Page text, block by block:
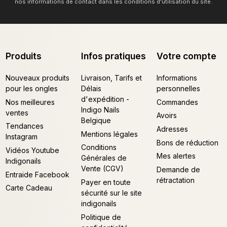
Produits
Nouveaux produits
pour les ongles
Nos meilleures
ventes
Tendances
Instagram
Vidéos Youtube
Indigonails
Entraide Facebook
Carte Cadeau
Infos pratiques
Livraison, Tarifs et
Délais
d'expédition -
Indigo Nails
Belgique
Mentions légales
Conditions
Générales de
Vente (CGV)
Payer en toute
sécurité sur le site
indigonails
Politique de
Votre compte
Informations
personnelles
Commandes
Avoirs
Adresses
Bons de réduction
Mes alertes
Demande de
rétractation